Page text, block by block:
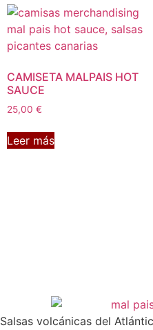
CAMISETA MALPAIS HOT
SAUCE
25,00 €
Leer más
Salsas volcánicas del